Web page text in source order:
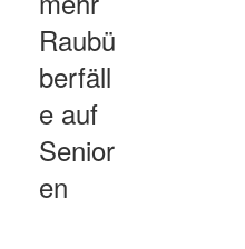
Raubü
berfäll
e auf
Senior
en